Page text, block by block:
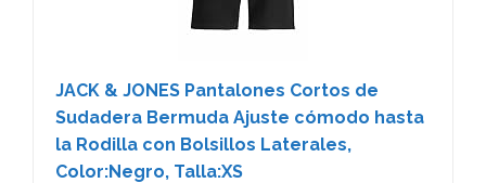
JACK & JONES Pantalones Cortos de
Sudadera Bermuda Ajuste cómodo hasta
la Rodilla con Bolsillos Laterales,
Color:Negro, Talla:XS